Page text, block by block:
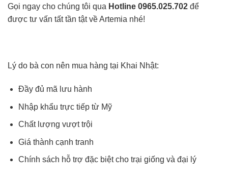
Gọi ngay cho chúng tôi qua Hotline 0965.025.702 để
được tư vấn tất tần tật về Artemia nhé!
Lý do bà con nên mua hàng tại Khai Nhật:
Đầy đủ mã lưu hành
Nhập khẩu trực tiếp từ Mỹ
Chất lượng vượt trội
Giá thành cạnh tranh
Chính sách hỗ trợ đặc biệt cho trại giống và đại lý